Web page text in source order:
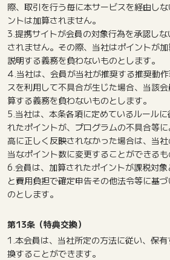
際、取引を行う毎に本サービスを経由し
ントは加算されません。
3.提携サイトが会員の対象行為を承認し
されません。その際、当社はポイントが
説明する義務を負わないものとします。
4.当社は、会員が当社が推奨する推奨動
スを利用して不具合が生じた場合、当該
算する義務を負わないものとします。
5.当社は、本条各項に定めているルール
れたポイントが、プログラムの不具合等
高に正しく反映されなかった場合は、当
当なポイント数に変更することができるも
6.会員は、加算されたポイントが課税対
と費用負担で確定申告その他法令等に基
のとします。
第13条（特典交換）
1.本会員は、当社所定の方法に従い、保
換することができます。